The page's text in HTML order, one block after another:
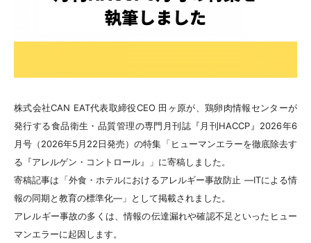
株式会社CAN EAT代表取締役CEO 田ヶ原が、鶏卵肉情報センターが
発行する食品衛生・品質管理の専門月刊誌『月刊HACCP』2026年6
月号（2026年5月22日発売）の特集「ヒューマンエラーを徹底除去す
る『アレルゲン・コントロール』」に寄稿しました。
寄稿記事は「外食・ホテルにおけるアレルギー事故防止 ―ITによる情
報の同期と教育の標準化―」として掲載されました。
アレルギー事故の多くは、情報の伝達漏れや確認不足といったヒュー
マンエラーに起因します。